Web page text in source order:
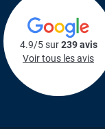
4.9/5 sur239 avis
Voir tous les avis